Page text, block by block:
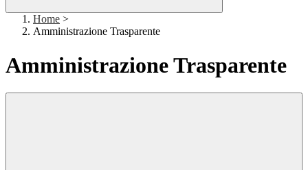
Home >
Amministrazione Trasparente
Amministrazione Trasparente